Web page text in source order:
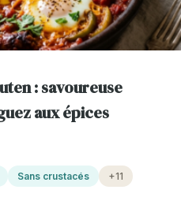
: savoureuse
aux épices
Sans crustacés +11